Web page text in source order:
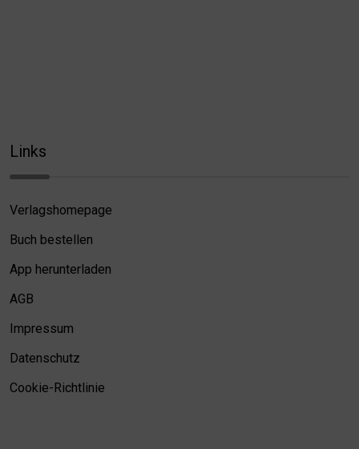
Links
Verlagshomepage
Buch bestellen
App herunterladen
AGB
Impressum
Datenschutz
Cookie-Richtlinie